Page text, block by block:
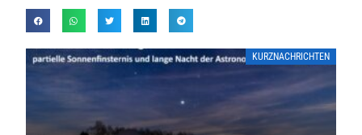
KURZNACHRICHTEN